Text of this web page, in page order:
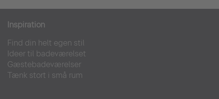
Inspiration
Find din helt egen stil
Ideer til badeværelset
Gæstebadeværelser
Tænk stort i små rum